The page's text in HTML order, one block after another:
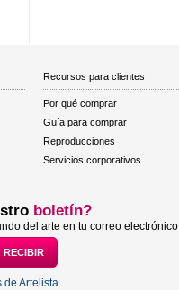
Recursos para clientes
Por qué comprar
Guía para comprar
Reproducciones
Servicios corporativos
boletín?
del arte en tu correo electrónico
de Artelista.